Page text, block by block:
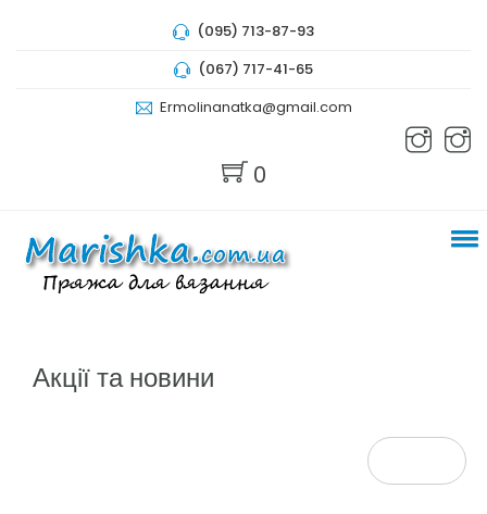
(095) 713-87-93
(067) 717-41-65
Ermolinanatka@gmail.com
0
Акції та новини